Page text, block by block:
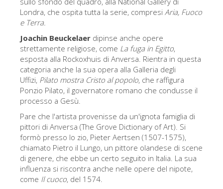
Museo nazionale del Bargello
Galleria dell'Accademia
Galleria Palatina
Museo delle Cappelle Medicee
Museo di san Marco
Opificio delle pietre dure
Museo Galileo
Il giardino di Boboli
La torre di Arnolfo
Londra, che ospita tutta la serie, compresi Aria, Fuoco
e Terra.
Joachin Beuckelaer dipinse anche opere
strettamente religiose, come La fuga in Egitto,
esposta alla Rockoxhuis di Anversa. Rientra in questa
categoria anche la sua opera alla Galleria degli
Uffizi, Pilato mostra Cristo al popolo, che raffigura
Ponzio Pilato, il governatore romano che condusse il
processo a Gesù.
Pare che l'artista provenisse da un'ignota famiglia di
pittori di Anversa (The Grove Dictionary of Art). Si
formò presso lo zio, Pieter Aertsen (1507-1575),
chiamato Pietro il Lungo, un pittore olandese di scene
di genere, che ebbe un certo seguito in Italia. La sua
influenza si riscontra anche nelle opere del nipote,
come Il cuoco, del 1574.